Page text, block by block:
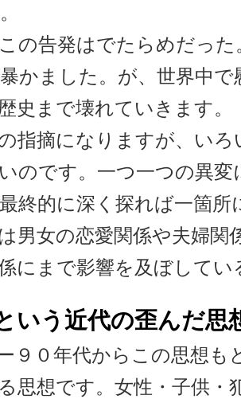
の告発はでたらめだった
かました。が、世界中
史まで壊れていきます。
指摘になりますが、いろ
のです。一つ一つの異
終的に深く探れば一箇所
男女の恋愛関係や夫婦関
にまで影響を及ぼしてい
いう近代の歪んだ思
９０年代からこの思想も
思想です。女性・子供・